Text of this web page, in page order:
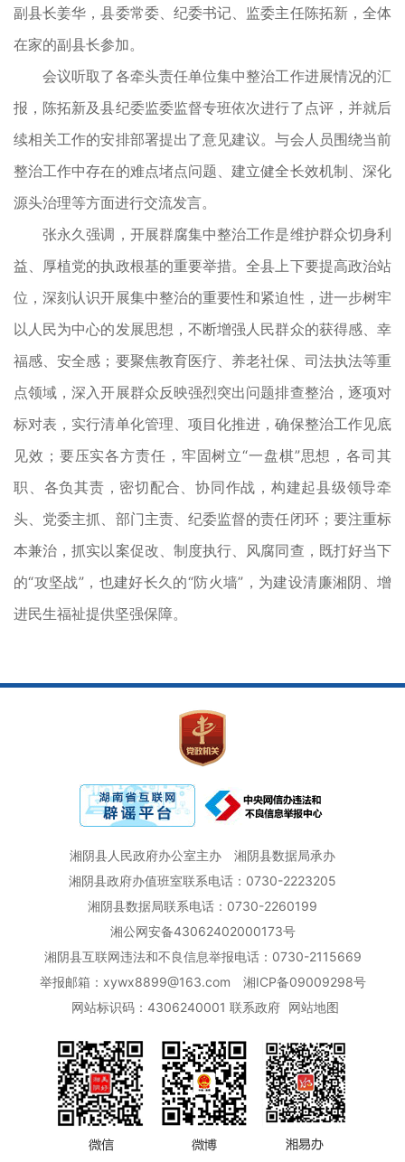
副县长姜华，县委常委、纪委书记、监委主任陈拓新，全体
在家的副县长参加。
会议听取了各牵头责任单位集中整治工作进展情况的汇
报，陈拓新及县纪委监委监督专班依次进行了点评，并就后
续相关工作的安排部署提出了意见建议。与会人员围绕当前
整治工作中存在的难点堵点问题、建立健全长效机制、深化
源头治理等方面进行交流发言。
张永久强调，开展群腐集中整治工作是维护群众切身利
益、厚植党的执政根基的重要举措。全县上下要提高政治站
位，深刻认识开展集中整治的重要性和紧迫性，进一步树牢
以人民为中心的发展思想，不断增强人民群众的获得感、幸
福感、安全感；要聚焦教育医疗、养老社保、司法执法等重
点领域，深入开展群众反映强烈突出问题排查整治，逐项对
标对表，实行清单化管理、项目化推进，确保整治工作见底
见效；要压实各方责任，牢固树立“一盘棋”思想，各司其
职、各负其责，密切配合、协同作战，构建起县级领导牵
头、党委主抓、部门主责、纪委监督的责任闭环；要注重标
本兼治，抓实以案促改、制度执行、风腐同查，既打好当下
的“攻坚战”，也建好长久的“防火墙”，为建设清廉湘阴、增
进民生福祉提供坚强保障。
湘阴县人民政府办公室主办
湘阴县数据局承办
湘阴县政府办值班室联系电话：0730-2223205
湘阴县数据局联系电话：0730-2260199
湘公网安备43062402000173号
湘阴县互联网违法和不良信息举报电话：0730-2115669
举报邮箱：xywx8899@163.com
湘ICP备09009298号
网站标识码：4306240001 联系政府 网站地图